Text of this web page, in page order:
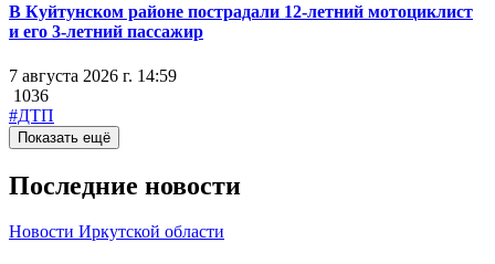
В Куйтунском районе пострадали 12-летний мотоциклист
и его 3-летний пассажир
7 августа 2026 г. 14:59
1036
#ДТП
Показать ещё
Последние новости
Новости Иркутской области